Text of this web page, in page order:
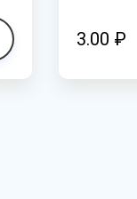
3.00 ₽